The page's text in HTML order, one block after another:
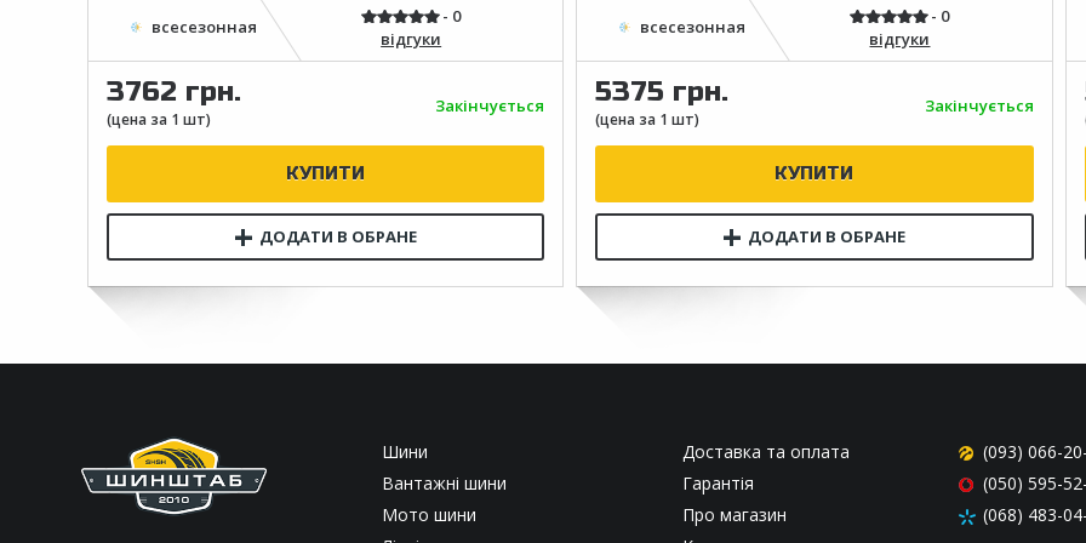
відгуки
3762 грн. Закінчується
відгуки
5375 грн. Закінчується
Шини
Вантажні шини
Мото шини
Доставка та оплата
Гарантія
Про магазин
(093) 066-
(050) 595-
(068) 483-